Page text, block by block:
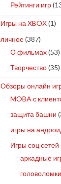
Рейтинги игр
Игры на XBOX(1)
личное(387)
О фильмах(53)
Творчество(35)
Обзоры онлайн
MOBA с
защита башни
игры на
Игры соц сетей
аркадные